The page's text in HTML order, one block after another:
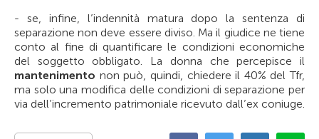
- se, infine, l’indennità matura dopo la sentenza di
separazione non deve essere diviso. Ma il giudice ne tiene
conto al fine di quantificare le condizioni economiche
del soggetto obbligato. La donna che percepisce il
mantenimento non può, quindi, chiedere il 40% del Tfr,
ma solo una modifica delle condizioni di separazione per
via dell’incremento patrimoniale ricevuto dall’ex coniuge.